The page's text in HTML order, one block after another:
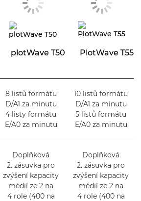
plotWave T50 PlotWave T55
8 listů formátu
D/A1 za minutu
4 listy formátu
E/A0 za minutu
10 listů formátu
D/A1 za minutu
5 listů formátu
E/A0 za minutu
Doplňková
2. zásuvka pro
zvýšení kapacity
médií ze 2 na
4 role (400 na
Doplňková
2. zásuvka pro
zvýšení kapacity
médií ze 2 na
4 role (400 na